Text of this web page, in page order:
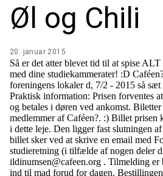
Øl og Chili
20. januar 2015
Så er det atter blevet tid til at spise
med dine studiekammerater! :D
foreningens lokaler d, 7/2 - 2015 så
Praktisk information: Prisen forventes
og betales i døren ved ankomst.
medlemmer af Caféen?. :) Billet prisen
i dette leje. Den ligger fast slutningen
billet sker ved at skrive en email med
studieretning (i tilfælde af nogen deler
ildinumsen@cafeen.org . Tilmelding
ind til mad forud for dagen.